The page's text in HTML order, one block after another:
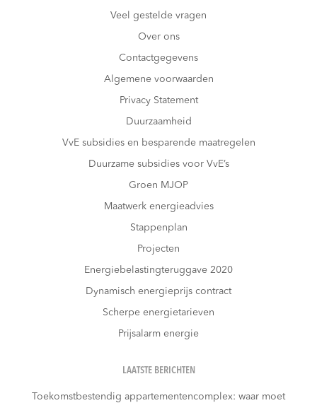
Veel gestelde vragen
Over ons
Contactgegevens
Algemene voorwaarden
Privacy Statement
Duurzaamheid
VvE subsidies en besparende maatregelen
Duurzame subsidies voor VvE’s
Groen MJOP
Maatwerk energieadvies
Stappenplan
Projecten
Energiebelastingteruggave 2020
Dynamisch energieprijs contract
Scherpe energietarieven
Prijsalarm energie
LAATSTE BERICHTEN
Toekomstbestendig appartementencomplex: waar moet